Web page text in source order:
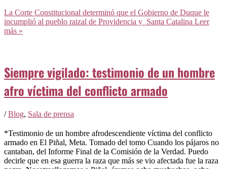
La Corte Constitucional determinó que el Gobierno de Duque le
incumplió al pueblo raizal de Providencia y Santa Catalina Leer
más »
Siempre vigilado: testimonio de un hombre
afro víctima del conflicto armado
/Blog, Sala de prensa
*Testimonio de un hombre afrodescendiente víctima del conflicto
armado en El Piñal, Meta. Tomado del tomo Cuando los pájaros no
cantaban, del Informe Final de la Comisión de la Verdad. Puedo
decirle que en esa guerra la raza que más se vio afectada fue la raza